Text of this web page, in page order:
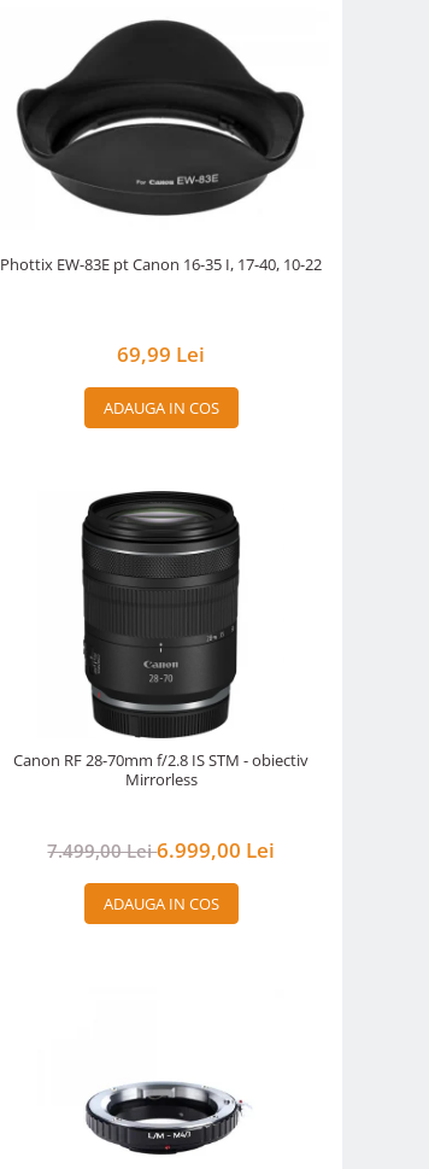
Phottix EW-83E pt Canon 16-35 I, 17-40, 10-22
69,99 Lei
ADAUGA IN COS
Canon RF 28-70mm f/2.8 IS STM - obiectiv
Mirrorless
7.499,00 Lei6.999,00 Lei
ADAUGA IN COS